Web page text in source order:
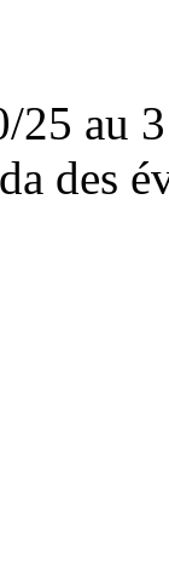
25 au
des